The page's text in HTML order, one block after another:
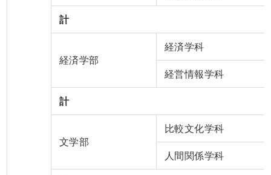
計
経済学部
経済学科
経営情報学科
計
文学部
比較文化学科
人間関係学科